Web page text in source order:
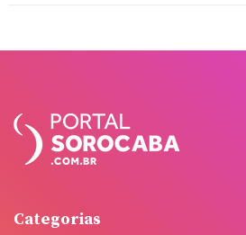
Categorias